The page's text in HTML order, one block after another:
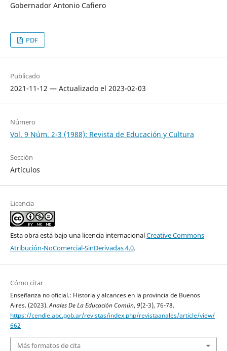
Gobernador Antonio Cafiero
PDF
Publicado
2021-11-12 — Actualizado el 2023-02-03
Número
Vol. 9 Núm. 2-3 (1988): Revista de Educación y Cultura
Sección
Artículos
Licencia
Esta obra está bajo una licencia internacionalCreative Commons
Atribución-NoComercial-SinDerivadas 4.0.
Cómo citar
Enseñanza no oficial.: Historia y alcances en la provincia de Buenos
Aires. (2023).Anales De La Educación Común, 9(2-3), 76-78.
https://cendie.abc.gob.ar/revistas/index.php/revistaanales/article/view/
662
Más formatos de cita